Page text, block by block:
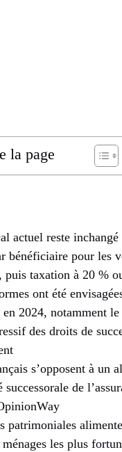
la page
actuel reste inchangé
bénéficiaire pour les
puis taxation à 20 %
ont été
en 2024, notamment le
des droits de
s’opposent à un
de
patrimoniales
les plus